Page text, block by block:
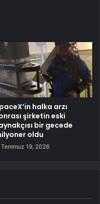
halka arzı
şirketin eski
bir gecede
oldu
Temmuz 19, 2026